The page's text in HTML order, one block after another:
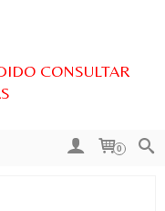
CONSULTAR
0